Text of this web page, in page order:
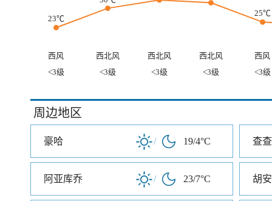
23℃
25℃
西风 西北风 西北风 西北风
西风
<3级
<3级 <3级 <3级 <3级
周边地区
豪哈 / 19/4°C 查
阿亚库乔 / 23/7°C 胡